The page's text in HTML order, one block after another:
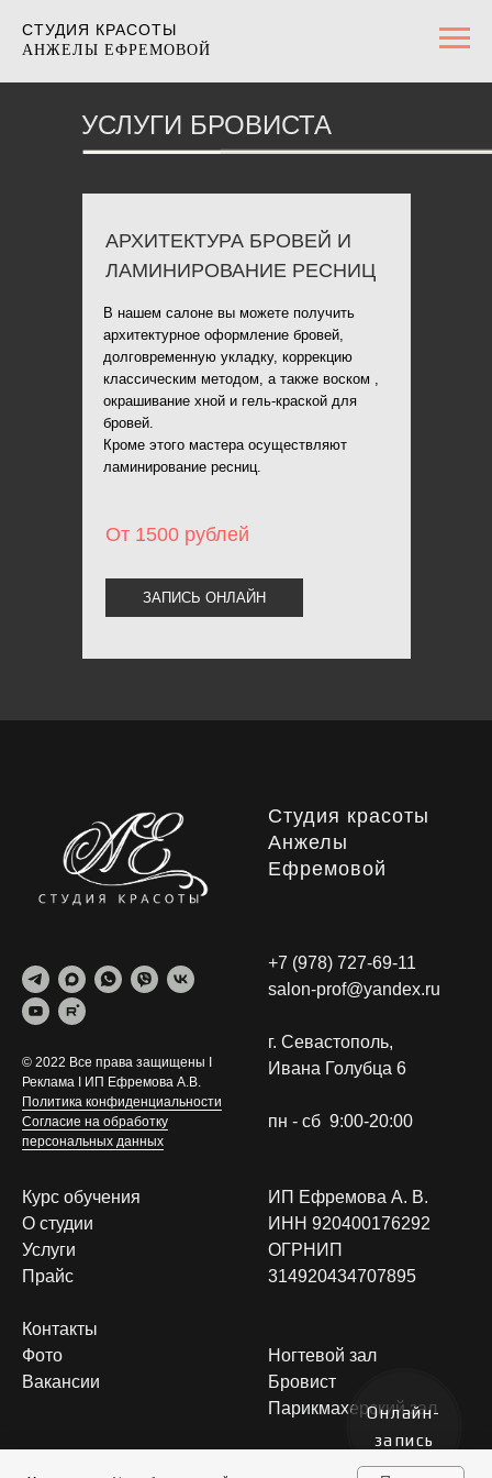
СТУДИЯ КРАСОТЫ
АНЖЕЛЫ ЕФРЕМОВОЙ
АРХИТЕКТУРА БРОВЕЙ И
ЛАМИНИРОВАНИЕ РЕСНИЦ
В нашем салоне вы можете получить
архитектурное оформление бровей,
долговременную укладку, коррекцию
классическим методом, а также воском ,
окрашивание хной и гель-краской для
бровей.
Кроме этого мастера осуществляют
ламинирование ресниц.
От 1500 рублей
ЗАПИСЬ ОНЛАЙН
УСЛУГИ БРОВИСТА
© 2022 Все права защищены I
Реклама I ИП Ефремова А.В.
Политика конфиденциальности
Согласие на обработку
персональных данных
Студия красоты
Анжелы
Ефремовой
+7 (978) 727-69-11
salon-prof@yandex.ru
г. Севастополь,
Ивана Голубца 6
пн - сб 9:00-20:00
Курс обучения
О студии
Услуги
Прайс
Контакты
Фото
Вакансии
ИП Ефремова А. В.
ИНН 920400176292
ОГРНИП
314920434707895
Ногтевой зал
Бровист
Парикмахерский зал
Онлайн-
запись